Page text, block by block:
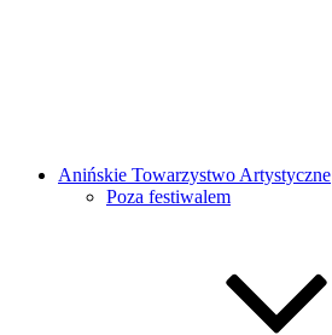
Anińskie Towarzystwo Artystyczne
Poza festiwalem